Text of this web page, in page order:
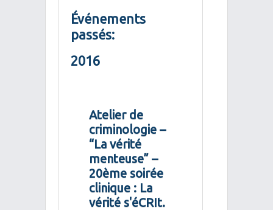
Événements
passés:
2016
Atelier de
criminologie –
“La vérité
menteuse” –
20ème soirée
clinique : La
vérité s'éCRIt.